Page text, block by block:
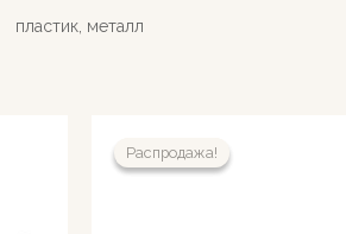
пластик, металл
Распродажа!
Распродажа!